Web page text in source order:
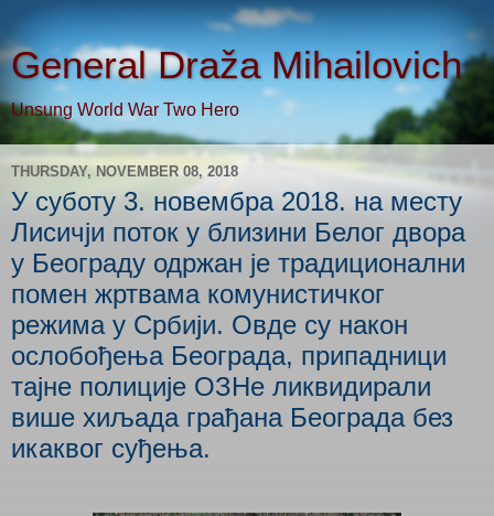
General Draža Mihailovich
Unsung World War Two Hero
THURSDAY, NOVEMBER 08, 2018
У суботу 3. новембра 2018. на месту
Лисичји поток у близини Белог двора
у Београду одржан је традиционални
помен жртвама комунистичког
режима у Србији. Овде су након
ослобођења Београда, припадници
тајне полиције ОЗНе ликвидирали
више хиљада грађана Београда без
икаквог суђења.